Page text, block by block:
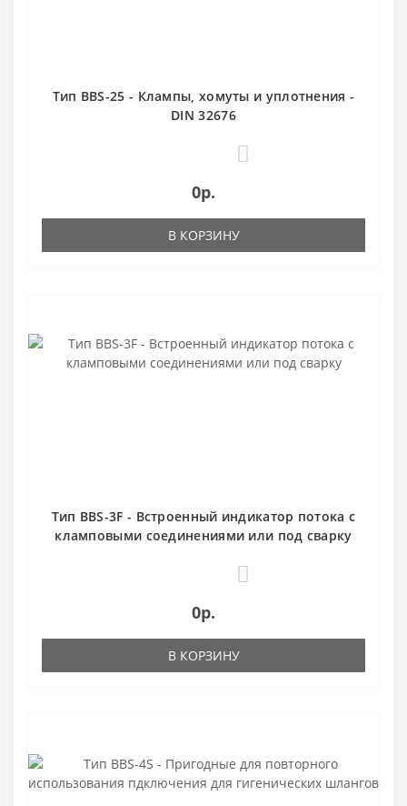
Тип BBS-25 - Клампы, хомуты и уплотнения -
DIN 32676
0р.
В КОРЗИНУ
Тип BBS-3F - Встроенный индикатор потока с
кламповыми соединениями или под сварку
0р.
В КОРЗИНУ